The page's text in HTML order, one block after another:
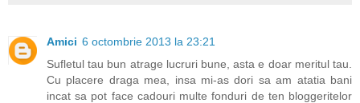
Amici 6 octombrie 2013 la 23:21
Sufletul tau bun atrage lucruri bune, asta e doar meritul tau.
Cu placere draga mea, insa mi-as dori sa am atatia bani
incat sa pot face cadouri multe fonduri de ten bloggeritelor